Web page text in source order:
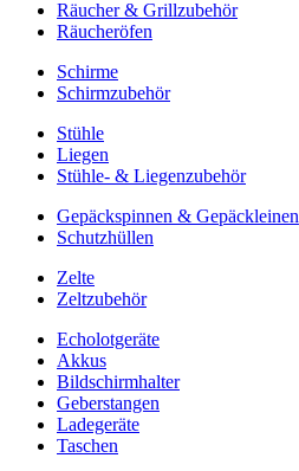
Räucher & Grillzubehör
Räucheröfen
Schirme
Schirmzubehör
Stühle
Liegen
Stühle- & Liegenzubehör
Gepäckspinnen & Gepäckleinen
Schutzhüllen
Zelte
Zeltzubehör
Echolotgeräte
Akkus
Bildschirmhalter
Geberstangen
Ladegeräte
Taschen